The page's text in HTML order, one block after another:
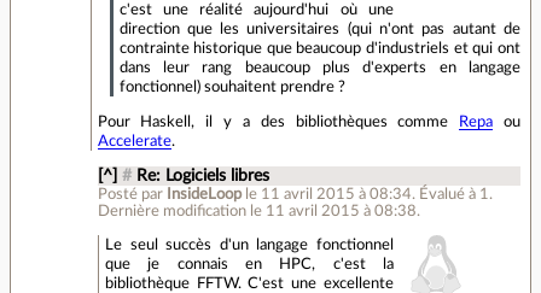
c'est une réalité aujourd'hui où une
direction que les universitaires (qui n'ont pas autant de
contrainte historique que beaucoup d'industriels et qui ont
dans leur rang beaucoup plus d'experts en langage
fonctionnel) souhaitent prendre ?
Pour Haskell, il y a des bibliothèques comme Repa ou
Accelerate.
[^] # Re: Logiciels libres
Posté par InsideLoop le 11 avril 2015 à 08:34. Évalué à 1 .
Dernière modification le 11 avril 2015 à 08:38.
Le seul succès d'un langage fonctionnel
que je connais en HPC, c'est la
bibliothèque FFTW. C'est une excellente